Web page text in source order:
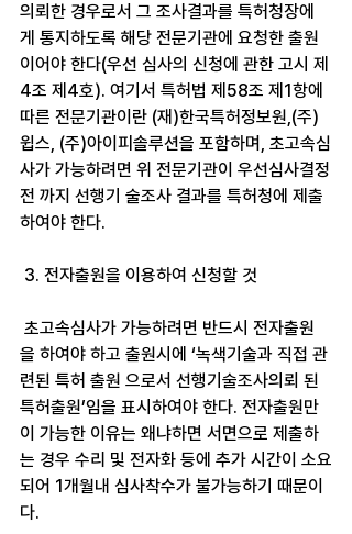
의뢰한 경우로서 그 조사결과를 특허청장에
게 통지하도록 해당 전문기관에 요청한 출원
이어야 한다(우선 심사의 신청에 관한 고시 제
4조 제4호). 여기서 특허법 제58조 제1항에
따른 전문기관이란 (재)한국특허정보원,(주)
윕스, (주)아이피솔루션을 포함하며, 초고속심
사가 가능하려면 위 전문기관이 우선심사결정
전 까지 선행기 술조사 결과를 특허청에 제출
하여야 한다.
3. 전자출원을 이용하여 신청할 것
을 하여야 하고 출원시에 ‘녹색기술과 직접 관
련된 특허 출원 으로서 선행기술조사의뢰 된
특허출원’임을 표시하여야 한다. 전자출원만
이 가능한 이유는 왜냐하면 서면으로 제출하
는 경우 수리 및 전자화 등에 추가 시간이 소요
되어 1개월내 심사착수가 불가능하기 때문이
다.